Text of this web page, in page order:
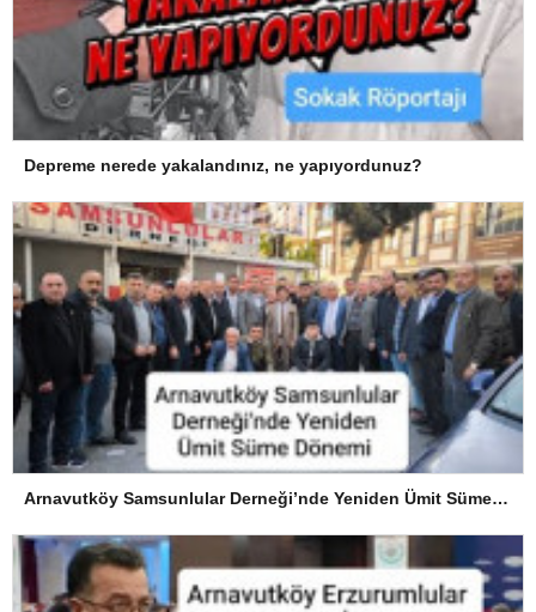
Depreme nerede yakalandınız, ne yapıyordunuz?
Arnavutköy Samsunlular Derneği’nde Yeniden Ümit Süme Dönemi